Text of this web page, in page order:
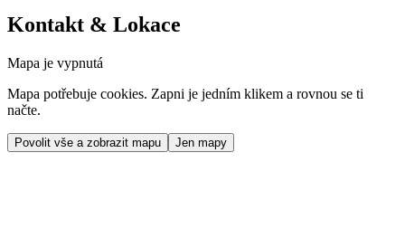
Kontakt & Lokace
Mapa je vypnutá
Mapa potřebuje cookies. Zapni je jedním klikem a rovnou se ti
načte.
Povolit vše a zobrazit mapu Jen mapy